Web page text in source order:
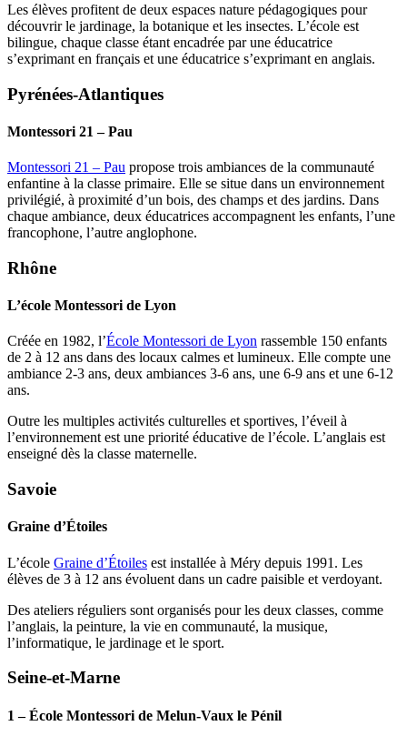
Les élèves profitent de deux espaces nature pédagogiques pour
découvrir le jardinage, la botanique et les insectes. L’école est
bilingue, chaque classe étant encadrée par une éducatrice
s’exprimant en français et une éducatrice s’exprimant en anglais.
Pyrénées-Atlantiques
Montessori 21 – Pau
Montessori 21 – Pau propose trois ambiances de la communauté
enfantine à la classe primaire. Elle se situe dans un environnement
privilégié, à proximité d’un bois, des champs et des jardins. Dans
chaque ambiance, deux éducatrices accompagnent les enfants, l’une
francophone, l’autre anglophone.
Rhône
L’école Montessori de Lyon
Créée en 1982, l’École Montessori de Lyon rassemble 150 enfants
de 2 à 12 ans dans des locaux calmes et lumineux. Elle compte une
ambiance 2-3 ans, deux ambiances 3-6 ans, une 6-9 ans et une 6-12
ans.
Outre les multiples activités culturelles et sportives, l’éveil à
l’environnement est une priorité éducative de l’école. L’anglais est
enseigné dès la classe maternelle.
Savoie
Graine d’Étoiles
L’école Graine d’Étoiles est installée à Méry depuis 1991. Les
élèves de 3 à 12 ans évoluent dans un cadre paisible et verdoyant.
Des ateliers réguliers sont organisés pour les deux classes, comme
l’anglais, la peinture, la vie en communauté, la musique,
l’informatique, le jardinage et le sport.
Seine-et-Marne
1 – École Montessori de Melun-Vaux le Pénil